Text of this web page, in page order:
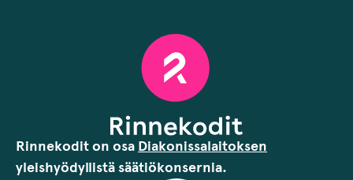
Rinnekodit on osa Diakonissalaitoksen
yleishyödyllistä säätiökonsernia.